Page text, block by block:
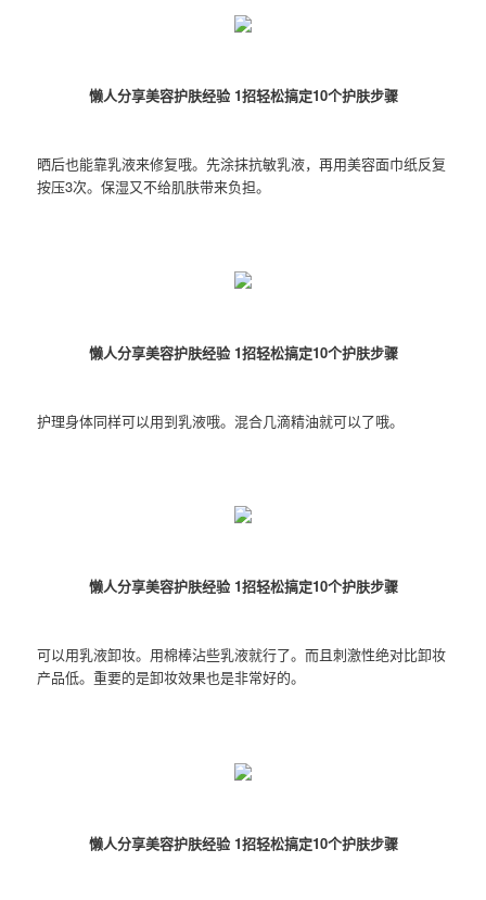
懒人分享美容护肤经验 1招轻松搞定10个护肤步骤
晒后也能靠乳液来修复哦。先涂抹抗敏乳液，再用美容面巾纸反复
按压3次。保湿又不给肌肤带来负担。
懒人分享美容护肤经验 1招轻松搞定10个护肤步骤
护理身体同样可以用到乳液哦。混合几滴精油就可以了哦。
懒人分享美容护肤经验 1招轻松搞定10个护肤步骤
可以用乳液卸妆。用棉棒沾些乳液就行了。而且刺激性绝对比卸妆
产品低。重要的是卸妆效果也是非常好的。
懒人分享美容护肤经验 1招轻松搞定10个护肤步骤